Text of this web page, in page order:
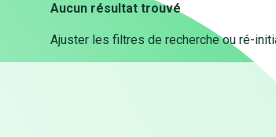
Aucun résultat trouvé
Ajuster les filtres de recherche ou ré-